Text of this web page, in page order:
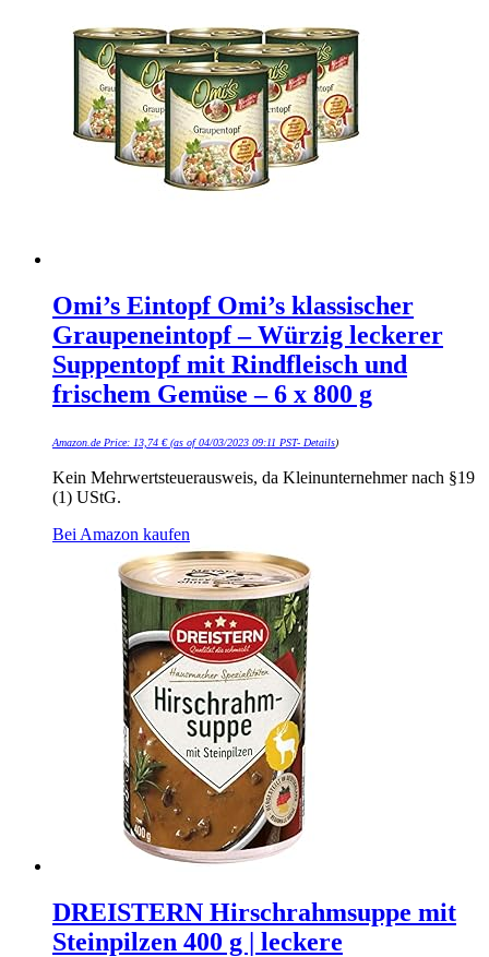
Omi’s Eintopf Omi’s klassischer
Graupeneintopf – Würzig leckerer
Suppentopf mit Rindfleisch und
frischem Gemüse – 6 x 800 g
Amazon.de Price: 13,74 €(as of 04/03/2023 09:11 PST- Details)
Kein Mehrwertsteuerausweis, da Kleinunternehmer nach §19
(1) UStG.
Bei Amazon kaufen
DREISTERN Hirschrahmsuppe mit
Steinpilzen 400 g | leckere